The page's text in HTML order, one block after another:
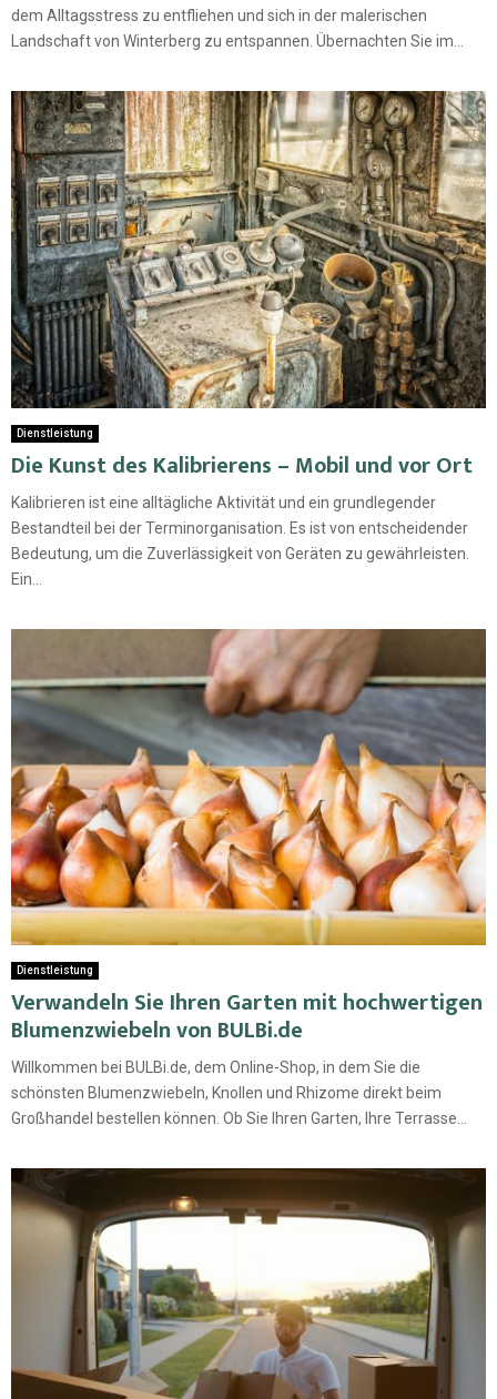
dem Alltagsstress zu entfliehen und sich in der malerischen
Landschaft von Winterberg zu entspannen. Übernachten Sie im...
Dienstleistung
Die Kunst des Kalibrierens – Mobil und vor Ort
Kalibrieren ist eine alltägliche Aktivität und ein grundlegender
Bestandteil bei der Terminorganisation. Es ist von entscheidender
Bedeutung, um die Zuverlässigkeit von Geräten zu gewährleisten.
Ein...
Dienstleistung
Verwandeln Sie Ihren Garten mit hochwertigen
Blumenzwiebeln von BULBi.de
Willkommen bei BULBi.de, dem Online-Shop, in dem Sie die
schönsten Blumenzwiebeln, Knollen und Rhizome direkt beim
Großhandel bestellen können. Ob Sie Ihren Garten, Ihre Terrasse...